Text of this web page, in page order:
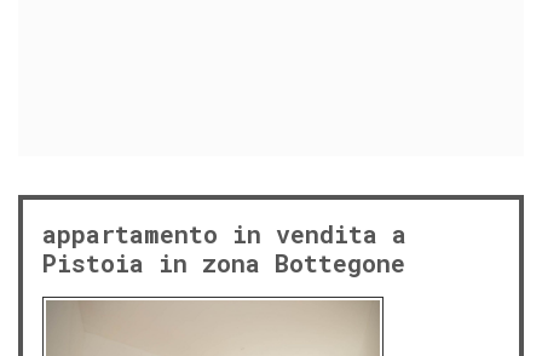
appartamento in vendita a
Pistoia in zona Bottegone